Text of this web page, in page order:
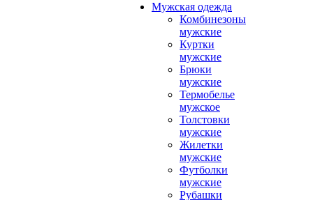
Мужская одежда
Комбинезоны
мужские
Куртки
мужские
Брюки
мужские
Термобелье
мужское
Толстовки
мужские
Жилетки
мужские
Футболки
мужские
Рубашки